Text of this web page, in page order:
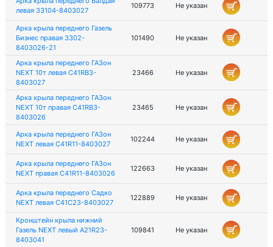
левая 33104-8403027
109773 Не указан
Арка крыла переднего Газель
Бизнес правая 3302-
8403026-21
101490 Не указан
Арка крыла переднего ГАЗон
NEXT 10т левая C41RB3-
8403027
23466 Не указан
Арка крыла переднего ГАЗон
NEXT 10т правая C41RB3-
8403026
23465 Не указан
Арка крыла переднего ГАЗон
NEXT левая C41R11-8403027
102244 Не указан
Арка крыла переднего ГАЗон
NEXT правая C41R11-8403026
122663 Не указан
Арка крыла переднего Садко
NEXT левая С41С23-8403027
122889 Не указан
Кронштейн крыла нижний
Газель NEXT левый A21R23-
8403041
109841 Не указан